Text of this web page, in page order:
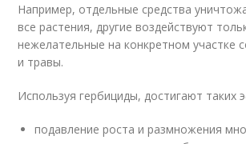
Например, отдельные средства
все растения, другие воздействуют
нежелательные на конкретном участке
и травы.
Используя гербициды, достигают таких
подавление роста и размножения